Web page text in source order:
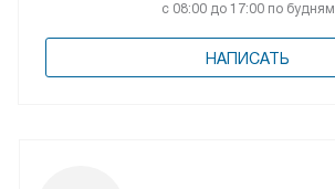
с 08:00 до 17:00 по будням
НАПИСАТЬ